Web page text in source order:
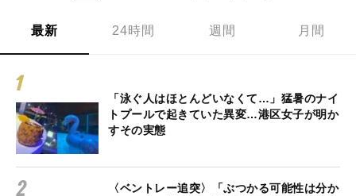
最新 24時間 週間 月間
「泳ぐ人はほとんどいなくて…」猛暑のナイ
トプールで起きていた異変…港区女子が明か
すその実態
〈ベントレー追突〉「ぶつかる可能性は分か